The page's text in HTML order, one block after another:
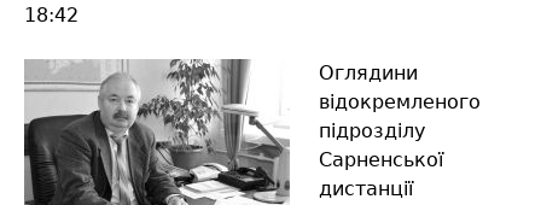
18:42
Оглядини
відокремленого
підрозділу
Сарненської
дистанції